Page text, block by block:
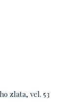
zlata, vel. 53